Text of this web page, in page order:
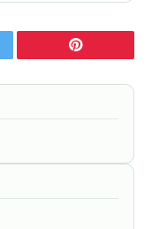
Pinterest